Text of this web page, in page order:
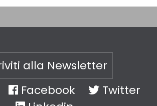
alla Newsletter
Facebook
Twitter